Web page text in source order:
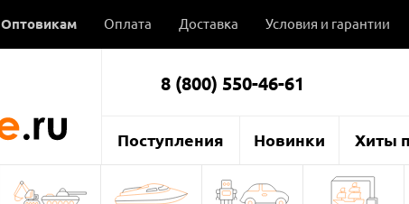
Оптовикам Оплата Доставка Условия и гарантии
8 (800) 550-46-61
Поступления Новинки Хиты